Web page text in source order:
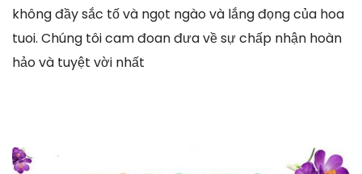
không đầy sắc tố và ngọt ngào và lắng đọng của hoa
tuoi. Chúng tôi cam đoan đưa về sự chấp nhận hoàn
hảo và tuyệt vời nhất